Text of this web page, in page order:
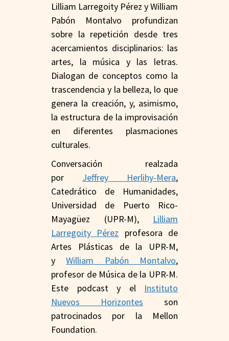
Lilliam Larregoity Pérez y William
Pabón Montalvo profundizan
sobre la repetición desde tres
acercamientos disciplinarios: las
artes, la música y las letras.
Dialogan de conceptos como la
trascendencia y la belleza, lo que
genera la creación, y, asimismo,
la estructura de la improvisación
en diferentes plasmaciones
culturales.
Conversación realzada
por Jeffrey Herlihy-Mera,
Catedrático de Humanidades,
Universidad de Puerto Rico-
Mayagüez (UPR-M), Lilliam
Larregoity Pérez profesora de
Artes Plásticas de la UPR-M,
yWilliam Pabón Montalvo,
profesor de Música de la UPR-M.
Este podcast y el Instituto
Nuevos Horizontes son
patrocinados por la Mellon
Foundation.